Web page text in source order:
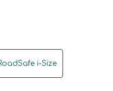
i-Size